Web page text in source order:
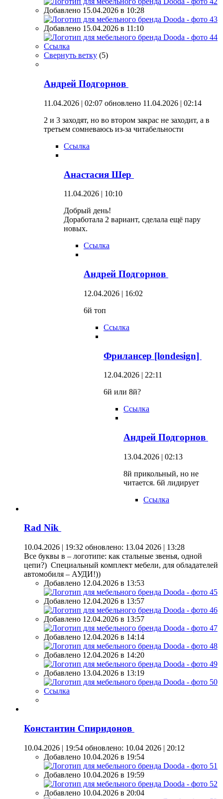
Добавлено 15.04.2026 в 10:28
Добавлено 15.04.2026 в 11:10
Ссылка
Свернуть ветку (5)
Андрей Подгорнов
11.04.2026 | 02:07 обновлено 11.04.2026 | 02:14
2 и 3 заходят, но во втором закрас не заходит, а в
третьем сомневаюсь из-за читабельности
Ссылка
Анастасия Шер
11.04.2026 | 10:10
Добрый день!
Доработала 2 вариант, сделала ещё пару
новых.
Ссылка
Андрей Подгорнов
12.04.2026 | 16:02
6й топ
Ссылка
Фрилансер [londesign]
12.04.2026 | 22:11
6й или 8й?
Ссылка
Андрей Подгорнов
13.04.2026 | 02:13
8й прикольный, но не
читается. 6й лидирует
Ссылка
Rad Nik
10.04.2026 | 19:32 обновлено: 13.04 2026 | 13:28
Все буквы в – логотипе: как стальные звенья, одной
цепи?) Специальный комплект мебели, для обладателей
автомобиля – АУДИ!))
Добавлено 12.04.2026 в 13:53
Добавлено 12.04.2026 в 13:57
Добавлено 12.04.2026 в 13:57
Добавлено 12.04.2026 в 14:14
Добавлено 12.04.2026 в 14:20
Добавлено 13.04.2026 в 13:19
Ссылка
Константин Спиридонов
10.04.2026 | 19:54 обновлено: 10.04 2026 | 20:12
Добавлено 10.04.2026 в 19:54
Добавлено 10.04.2026 в 19:59
Добавлено 10.04.2026 в 20:04